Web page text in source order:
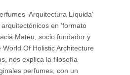
‘Arquitectura Líquida’
en ‘formato
Mateu, socio fundador y
Of Holistic Architecture
nos explica la filosofía
perfumes, con un